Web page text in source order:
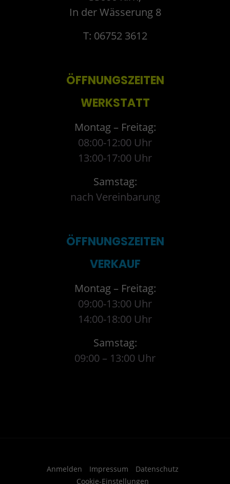
In der Wässerung 8
T: 06752 3612
ÖFFNUNGSZEITEN
WERKSTATT
Montag – Freitag:
08:00-12:00 Uhr
13:00-17:00 Uhr
Samstag:
nach Vereinbarung
ÖFFNUNGSZEITEN
VERKAUF
Montag – Freitag:
09:00-13:00 Uhr
14:00-18:00 Uhr
Samstag:
09:00 – 13:00 Uhr
Anmelden Impressum
Datenschutz
Cookie-Einstellungen